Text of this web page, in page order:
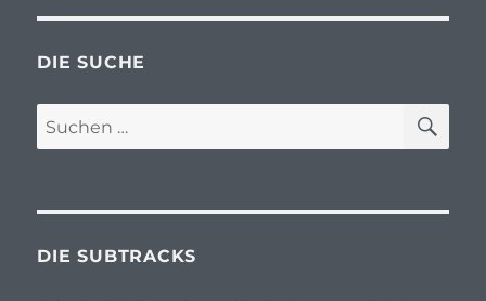
DIE SUCHE
Suchen
nach:
DIE SUBTRACKS